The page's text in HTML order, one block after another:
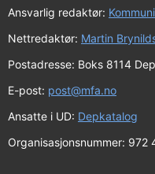
Ansvarlig redaktør:
Nettredaktør: Martin
Postadresse: Boks 8114
E-post: post@mfa.no
Ansatte i UD: Depkatalog
Organisasjonsnummer: 972